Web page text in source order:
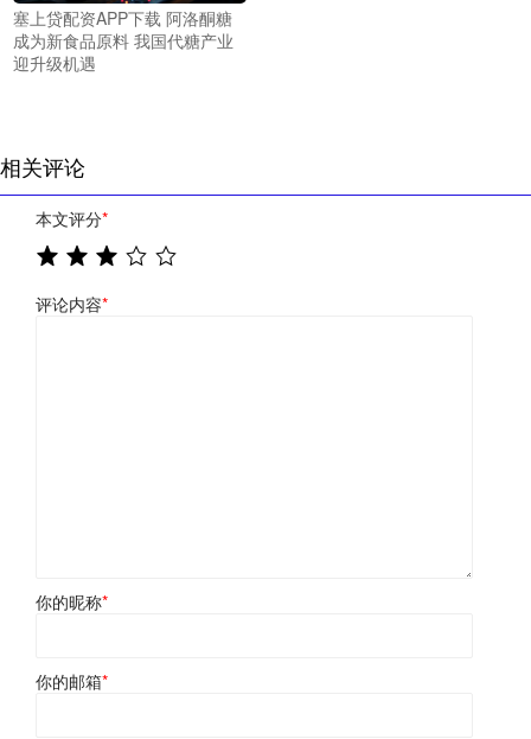
塞上贷配资APP下载 阿洛酮糖
成为新食品原料 我国代糖产业
迎升级机遇
相关评论
本文评分*
评论内容*
你的昵称*
你的邮箱*